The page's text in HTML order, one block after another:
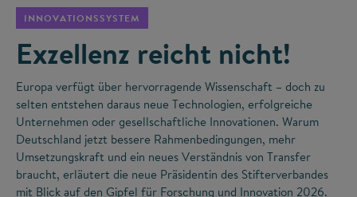
INNOVATIONSSYSTEM
Exzellenz reicht nicht!
Europa verfügt über hervorragende Wissenschaft – doch zu
selten entstehen daraus neue Technologien, erfolgreiche
Unternehmen oder gesellschaftliche Innovationen. Warum
Deutschland jetzt bessere Rahmenbedingungen, mehr
Umsetzungskraft und ein neues Verständnis von Transfer
braucht, erläutert die neue Präsidentin des Stifterverbandes
mit Blick auf den Gipfel für Forschung und Innovation 2026.